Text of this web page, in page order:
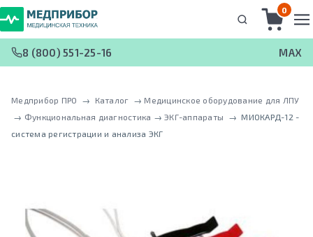
0
8 (800) 551-25-16 MAX
Медприбор ПРО → Каталог → Медицинское оборудование для ЛПУ
→ Функциональная диагностика → ЭКГ-аппараты → МИОКАРД-12 -
система регистрации и анализа ЭКГ